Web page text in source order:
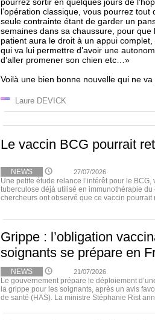
l’opération classique, vous pourrez
seule contrainte étant de garder un
semaines dans sa chaussure, pour
patient aura le droit à un appui
qui va lui permettre d’avoir une
d’aller promener son chien etc…»
Voilà une bien bonne nouvelle qui ne
Laure DEVICK
Le vaccin BCG pourrait
NEWS 27/07/2026
Une petite étude relance l’intérêt pour le
tuberculose déjà utilisé en immunothérapie du
chercheurs ont observé que ce vaccin pourrait
Grippe : l’obligation
soignants se prépare en
NEWS 21/07/2026
Le gouvernement prépare le déploiement
la grippe pour les soignants, après un avis
de santé (HAS). La ministre Stéphanie Rist